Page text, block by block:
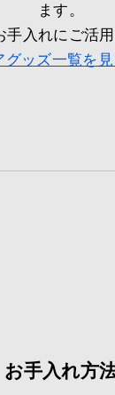
ます。
手入れにご活用
グッズ一覧を
お手入れ方